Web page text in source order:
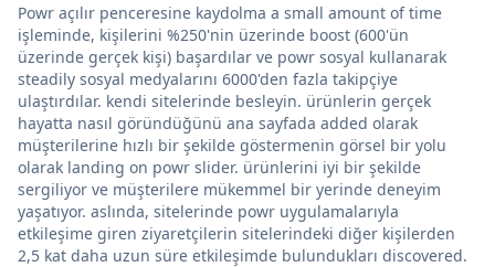
Powr açılır penceresine kaydolma a small amount of time
işleminde, kişilerini %250'nin üzerinde boost (600'ün
üzerinde gerçek kişi) başardılar ve powr sosyal kullanarak
steadily sosyal medyalarını 6000'den fazla takipçiye
ulaştırdılar. kendi sitelerinde besleyin. ürünlerin gerçek
hayatta nasıl göründüğünü ana sayfada added olarak
müşterilerine hızlı bir şekilde göstermenin görsel bir yolu
olarak landing on powr slider. ürünlerini iyi bir şekilde
sergiliyor ve müşterilere mükemmel bir yerinde deneyim
yaşatıyor. aslında, sitelerinde powr uygulamalarıyla
etkileşime giren ziyaretçilerin sitelerindeki diğer kişilerden
2,5 kat daha uzun süre etkileşimde bulundukları discovered.